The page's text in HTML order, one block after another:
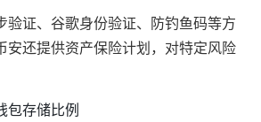
验证、谷歌身份验证、防钓鱼码等方
安还提供资产保险计划，对特定风险
包存储比例